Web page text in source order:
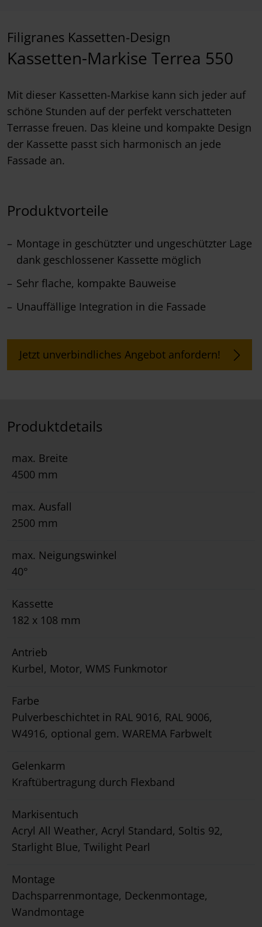
Filigranes Kassetten-Design
Kassetten-Markise Terrea 550
Mit dieser Kassetten-Markise kann sich jeder auf
schöne Stunden auf der perfekt verschatteten
Terrasse freuen. Das kleine und kompakte Design
der Kassette passt sich harmonisch an jede
Fassade an.
Produktvorteile
Montage in geschützter und ungeschützter Lage
dank geschlossener Kassette möglich
Sehr flache, kompakte Bauweise
Unauffällige Integration in die Fassade
Jetzt unverbindliches Angebot anfordern!
Produktdetails
max. Breite
4500 mm
max. Ausfall
2500 mm
max. Neigungswinkel
40°
Kassette
182 x 108 mm
Antrieb
Kurbel, Motor, WMS Funkmotor
Farbe
Pulverbeschichtet in RAL 9016, RAL 9006,
W4916, optional gem. WAREMA Farbwelt
Gelenkarm
Kraftübertragung durch Flexband
Markisentuch
Acryl All Weather, Acryl Standard, Soltis 92,
Starlight Blue, Twilight Pearl
Montage
Dachsparrenmontage, Deckenmontage,
Wandmontage